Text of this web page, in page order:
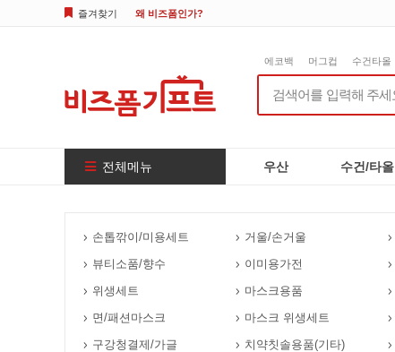
즐겨찾기 왜 비즈폼인가?
에코백 머그컵 수건타올
전체메뉴 우산 수건/타올
손톱깎이/미용세트 거울/손거울
뷰티소품/향수
이미용가전
위생세트
마스크용품
면/패션마스크
마스크 위생세트
구강청결제/가글
치약칫솔용품(기타)